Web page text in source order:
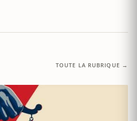
TOUTE LA RUBRIQUE →